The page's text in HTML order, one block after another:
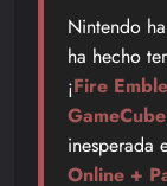
Nintendo
ha hecho
¡Fire
GameCube
inesperada
Online +